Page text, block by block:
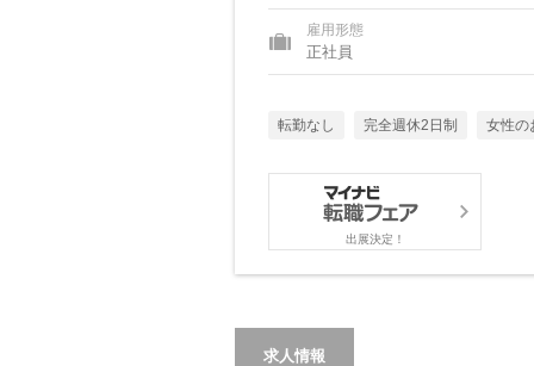
雇用形態
正社員
転勤なし 完全週休2日制 女性の
出展決定！
求人情報